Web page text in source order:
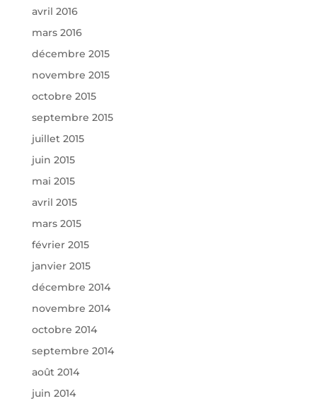
avril 2016
mars 2016
décembre 2015
novembre 2015
octobre 2015
septembre 2015
juillet 2015
juin 2015
mai 2015
avril 2015
mars 2015
février 2015
janvier 2015
décembre 2014
novembre 2014
octobre 2014
septembre 2014
août 2014
juin 2014